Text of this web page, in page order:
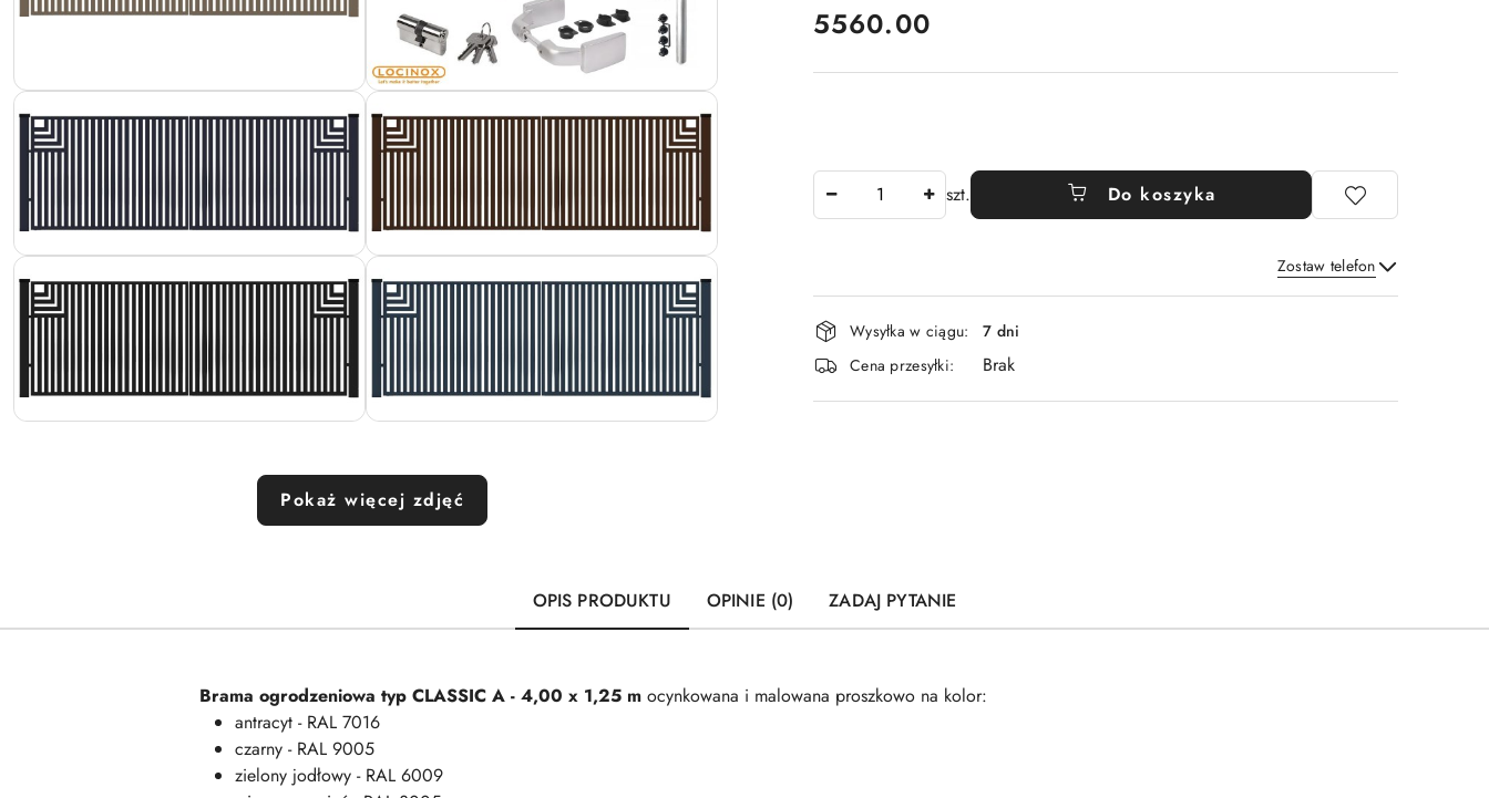
Pokaż więcej zdjęć
Cena:
5560.00
szt. Do koszyka
Zostaw telefon
Wyślij
Dostępność
i
dostawa
Wysyłka w ciągu:
7 dni
Cena przesyłki:
Brak
OPIS PRODUKTU OPINIE (0) ZADAJ PYTANIE
Brama ogrodzeniowa typ CLASSIC A - 4,00 x 1,25 m ocynkowana i malowana proszkowo na kolor:
antracyt - RAL 7016
czarny - RAL 9005
zielony jodłowy - RAL 6009